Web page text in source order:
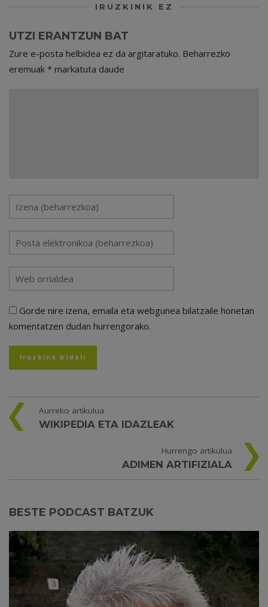
IRUZKINIK EZ
UTZI ERANTZUN BAT
Zure e-posta helbidea ez da argitaratuko. Beharrezko
eremuak * markatuta daude
Gorde nire izena, emaila eta webgunea bilatzaile honetan
komentatzen dudan hurrengorako.
Aurreko artikulua
WIKIPEDIA ETA IDAZLEAK
Hurrengo artikulua
ADIMEN ARTIFIZIALA
BESTE PODCAST BATZUK